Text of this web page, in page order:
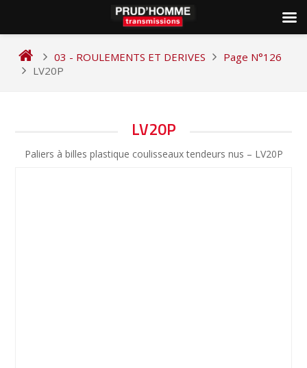
content
03 - ROULEMENTS ET DERIVES
Page N°126
LV20P
LV20P
Paliers à billes plastique coulisseaux tendeurs nus – LV20P
DE